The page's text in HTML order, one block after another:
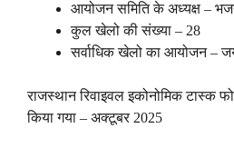
आयोजन समिति के अध्यक्ष –
कुल खेलो की संख्या – 28
सर्वाधिक खेलो का आयोजन –
राजस्थान रिवाइवल इकोनोमिक टास्क
किया गया – अक्टूबर 2025